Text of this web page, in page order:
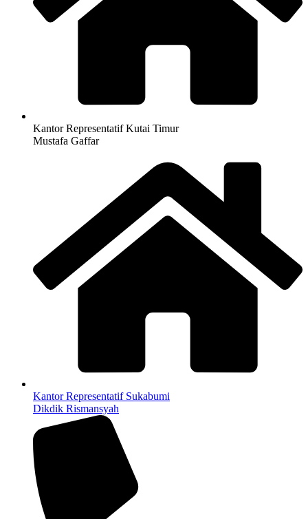
Kantor Representatif Kutai Timur
Mustafa Gaffar
Kantor Representatif Sukabumi
Dikdik Rismansyah